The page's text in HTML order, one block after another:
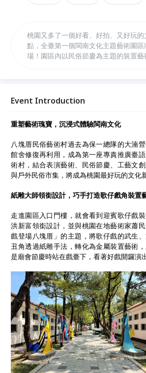
桃園又多了一個好看、好拍、又好玩
點，全臺第一個閩南文化主題藝術園
場！園區內以民俗節慶為主題的裝置
Event Introduction
重塑藝術瑰寶，沉浸式體驗閩南文化
八塊厝民俗藝術村過去為保一總隊的大湳
館舍修復再利用，成為第一座專責推廣臺
術村，結合表演藝術、民俗節慶、工藝文
與戶外民俗市集，將成為桃園最好玩的文化
紙雕大師領銜設計，巧手打造歌仔戲角裝置
走進園區入口門樓，就會看到迎賓歌仔戲
洪新富領銜設計，並與桃園在地藝術家蕭
戲登場八塊厝」的主題，將歌仔戲的武生、
丑角透過紙雕手法，轉化為金屬裝置藝術
是廟會節慶時站在戲臺下，看著好戲開鑼演